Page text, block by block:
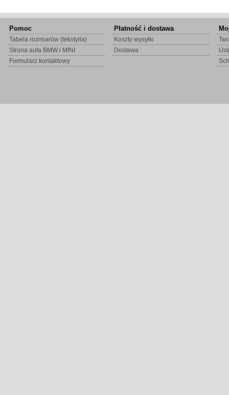
Pomoc
Tabela rozmiarów (tekstylia)
Strona auta BMW i MINI
Formularz kontaktowy
Płatność i dostawa
Koszty wysyłki
Dostawa